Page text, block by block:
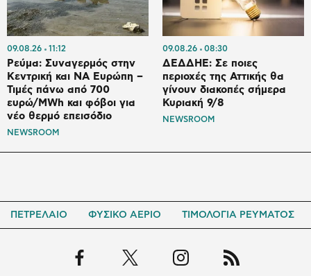
09.08.26 11:12
Ρεύμα: Συναγερμός στην
Κεντρική και ΝΑ Ευρώπη –
Τιμές πάνω από 700
ευρώ/MWh και φόβοι για
νέο θερμό επεισόδιο
NEWSROOM
09.08.26 08:30
ΔΕΔΔΗΕ: Σε ποιες
περιοχές της Αττικής θα
γίνουν διακοπές σήμερα
Κυριακή 9/8
NEWSROOM
ΠΕΤΡΕΛΑΙΟ ΦΥΣΙΚΟ ΑΕΡΙΟ ΤΙΜΟΛΟΓΙΑ ΡΕΥΜΑΤΟΣ